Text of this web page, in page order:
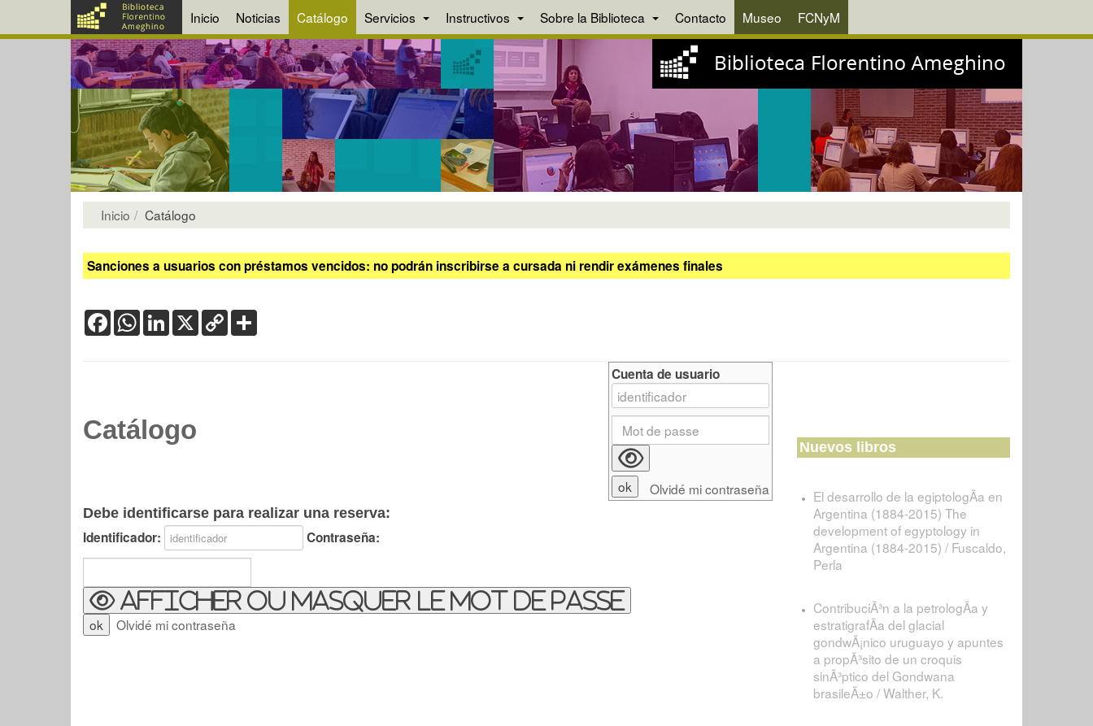
Inicio Noticias Catálogo Servicios Instructivos Sobre la Biblioteca Contacto Museo FCNyM
Inicio Catálogo
Sanciones a usuarios con préstamos vencidos: no podrán inscribirse a cursada ni rendir exámenes finales
FacebookWhatsApp
LinkedIn
X Copy
Link
Catálogo
Debe identificarse para realizar una reserva:
Identificador: Contraseña:
Afficher ou masquer le mot de passe
Olvidé mi contraseña
Cuenta de usuario
Olvidé mi contraseña
Nuevos libros
El desarrollo de la egiptologÃ­a en
Argentina (1884-2015) The
development of egyptology in
Argentina (1884-2015) / Fuscaldo,
Perla
ContribuciÃ³n a la petrologÃ­a y
estratigrafÃ­a del glacial
gondwÃ¡nico uruguayo y apuntes
a propÃ³sito de un croquis
sinÃ³ptico del Gondwana
brasileÃ±o / Walther, K.